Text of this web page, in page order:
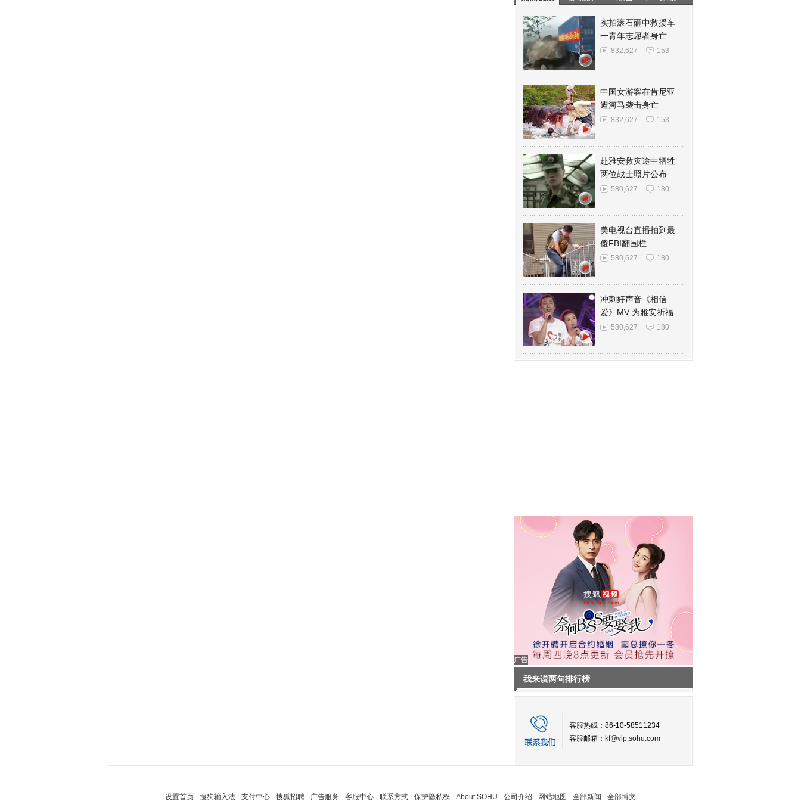
实拍滚石砸中救援车
一青年志愿者身亡
832,627 153
中国女游客在肯尼亚
遭河马袭击身亡
832,627 153
赴雅安救灾途中牺牲
两位战士照片公布
580,627 180
美电视台直播拍到最
傻FBI翻围栏
580,627 180
冲刺好声音《相信
爱》MV 为雅安祈福
580,627 180
广告
我来说两句排行榜
客服热线：86-10-58511234
客服邮箱： kf@vip.sohu.com
设置首页 - 搜狗输入法 - 支付中心 - 搜狐招聘 - 广告服务 - 客服中心 - 联系方式 - 保护隐私权 - About SOHU - 公司介绍 - 网站地图 - 全部新闻 - 全部博文